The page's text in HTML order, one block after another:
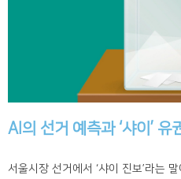
AI의 선거 예측과 ‘샤이’ 유
서울시장 선거에서 ‘샤이 진보’라는